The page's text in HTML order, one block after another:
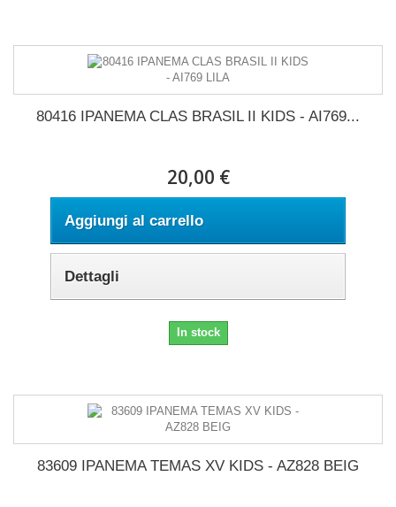
80416 IPANEMA CLAS BRASIL II KIDS - AI769...
20,00 €
Aggiungi al carrello
Dettagli
In stock
83609 IPANEMA TEMAS XV KIDS - AZ828 BEIG